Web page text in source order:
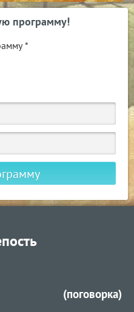
программу!
*
(поговорка)